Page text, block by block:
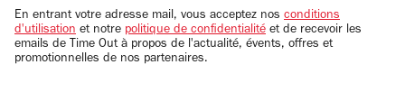
email
En entrant votre adresse mail, vous acceptez nos conditions
d'utilisation et notre politique de confidentialité et de recevoir les
emails de Time Out à propos de l'actualité, évents, offres et
promotionnelles de nos partenaires.